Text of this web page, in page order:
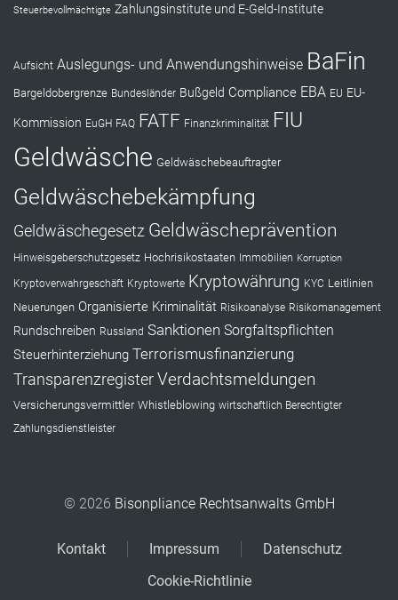
Steuerbevollmächtigte Zahlungsinstitute und E-Geld-Institute
Aufsicht Auslegungs- und Anwendungshinweise BaFin
Bargeldobergrenze Bundesländer Bußgeld Compliance EBA EU EU-
Kommission EuGH FAQ FATF Finanzkriminalität FIU
Geldwäsche Geldwäschebeauftragter
Geldwäschebekämpfung
Geldwäschegesetz Geldwäscheprävention
Hinweisgeberschutzgesetz Hochrisikostaaten Immobilien Korruption
Kryptoverwahrgeschäft Kryptowerte Kryptowährung KYC Leitlinien
Neuerungen Organisierte Kriminalität Risikoanalyse Risikomanagement
Rundschreiben Russland Sanktionen Sorgfaltspflichten
Steuerhinterziehung Terrorismusfinanzierung
TransparenzregisterVerdachtsmeldungen
Versicherungsvermittler Whistleblowing wirtschaftlich Berechtigter
Zahlungsdienstleister
© 2026 Bisonpliance Rechtsanwalts GmbH
Kontakt Impressum
Datenschutz
Cookie-Richtlinie